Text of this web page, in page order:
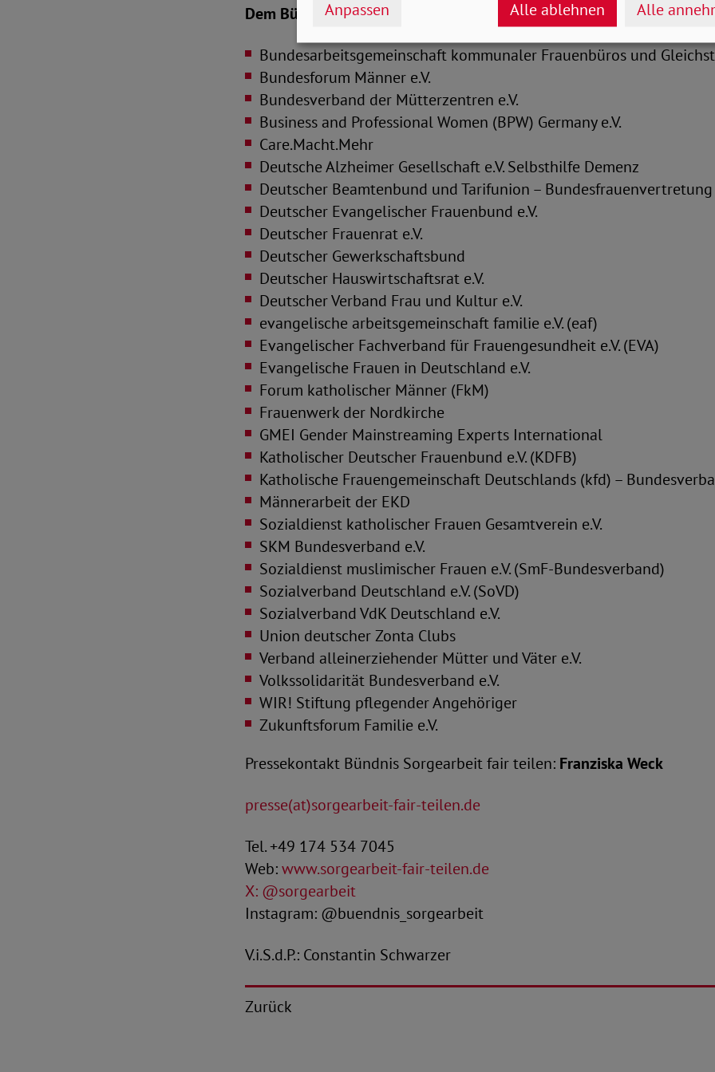
Dem Bündnis gehören an:
Bundesarbeitsgemeinschaft kommunaler Frauenbüros und
Bundesforum Männer e.V.
Bundesverband der Mütterzentren e.V.
Business and Professional Women (BPW) Germany e.V.
Care.Macht.Mehr
Deutsche Alzheimer Gesellschaft e.V. Selbsthilfe Demenz
Deutscher Beamtenbund und Tarifunion – Bundesfrauenvertretung
Deutscher Evangelischer Frauenbund e.V.
Deutscher Frauenrat e.V.
Deutscher Gewerkschaftsbund
Deutscher Hauswirtschaftsrat e.V.
Deutscher Verband Frau und Kultur e.V.
evangelische arbeitsgemeinschaft familie e.V. (eaf)
Evangelischer Fachverband für Frauengesundheit e.V. (EVA)
Evangelische Frauen in Deutschland e.V.
Forum katholischer Männer (FkM)
Frauenwerk der Nordkirche
GMEI Gender Mainstreaming Experts International
Katholischer Deutscher Frauenbund e.V. (KDFB)
Katholische Frauengemeinschaft Deutschlands (kfd) –
Männerarbeit der EKD
Sozialdienst katholischer Frauen Gesamtverein e.V.
SKM Bundesverband e.V.
Sozialdienst muslimischer Frauen e.V. (SmF-Bundesverband)
Sozialverband Deutschland e.V. (SoVD)
Sozialverband VdK Deutschland e.V.
Union deutscher Zonta Clubs
Verband alleinerziehender Mütter und Väter e.V.
Volkssolidarität Bundesverband e.V.
WIR! Stiftung pflegender Angehöriger
Zukunftsforum Familie e.V.
Pressekontakt Bündnis Sorgearbeit fair teilen: Franziska Weck
presse(at)sorgearbeit-fair-teilen.de
Tel. +49 174 534 7045
Web:www.sorgearbeit-fair-teilen.de
X: @sorgearbeit
Instagram: @buendnis_sorgearbeit
V.i.S.d.P.: Constantin Schwarzer
Zurück
Anpassen Alle ablehnen Alle